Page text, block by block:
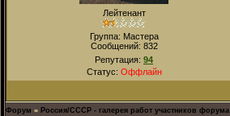
Лейтенант
Группа: Мастера
Сообщений: 832
Репутация: 94
Статус: Оффлайн
Форум » Россия/СССР - галерея работ участников форума